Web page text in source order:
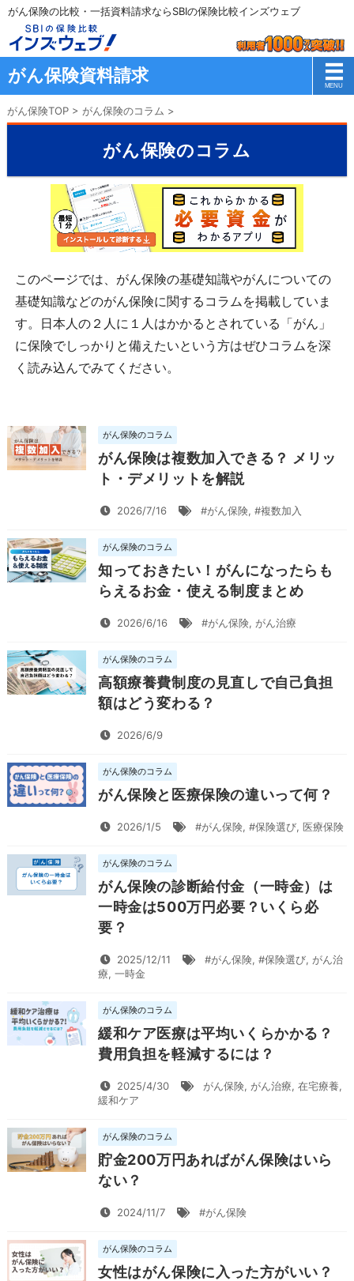
がん保険の比較・一括資料請求ならSBIの保険比較インズウェブ
がん保険資料請求
がん保険TOP> がん保険のコラム >
がん保険のコラム
このページでは、がん保険の基礎知識やがんについての
基礎知識などのがん保険に関するコラムを掲載していま
す。日本人の２人に１人はかかるとされている「がん」
に保険でしっかりと備えたいという方はぜひコラムを深
く読み込んでみてください。
がん保険のコラム
がん保険は複数加入できる？ メリッ
ト・デメリットを解説
2026/7/16 #がん保険, #複数加入
がん保険のコラム
知っておきたい！がんになったらも
らえるお金・使える制度まとめ
2026/6/16 #がん保険, がん治療
がん保険のコラム
高額療養費制度の見直しで自己負担
額はどう変わる？
2026/6/9
がん保険のコラム
がん保険と医療保険の違いって何？
2026/1/5 #がん保険, #保険選び, 医療保険
がん保険のコラム
がん保険の診断給付金（一時金）は
一時金は500万円必要？いくら必
要？
2025/12/11 #がん保険, #保険選び, がん治
療, 一時金
がん保険のコラム
緩和ケア医療は平均いくらかかる？
費用負担を軽減するには？
2025/4/30 がん保険, がん治療, 在宅療養,
緩和ケア
がん保険のコラム
貯金200万円あればがん保険はいら
ない？
2024/11/7 #がん保険
がん保険のコラム
女性はがん保険に入った方がいい？